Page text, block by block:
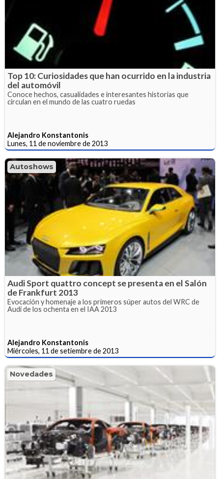
Top 10: Curiosidades que han ocurrido en la industria
del automóvil
Conoce hechos, casualidades e interesantes historias que
circulan en el mundo de las cuatro ruedas
Alejandro Konstantonis
Lunes, 11 de noviembre de 2013
Autoshows
Audi Sport quattro concept se presenta en el Salón
de Frankfurt 2013
Evocación y homenaje a los primeros súper autos del WRC de
Audi de los ochenta en el IAA 2013
Alejandro Konstantonis
Miércoles, 11 de setiembre de 2013
Novedades